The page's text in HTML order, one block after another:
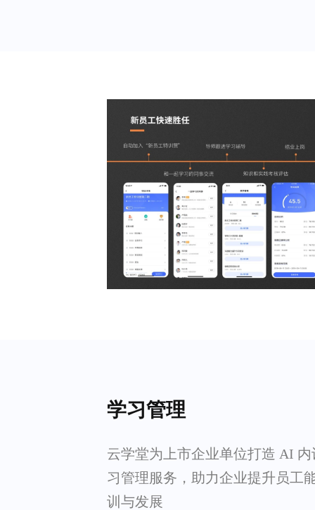
学习管理
云学堂为上市企业单位打造 AI
习管理服务，助力企业提升员工
训与发展